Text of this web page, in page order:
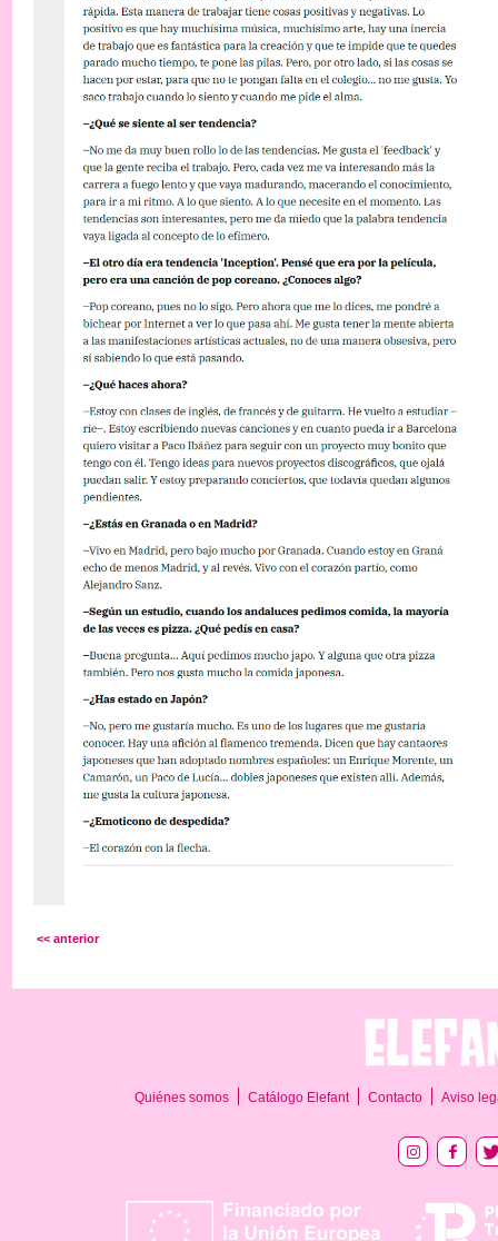
<< anterior
Quiénes somos Catálogo Elefant Contacto Aviso